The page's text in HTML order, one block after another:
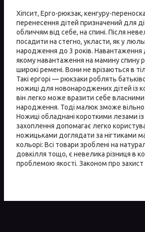
Хіпсит, Ерго-рюкзак, кенгуру-
перенесення дітей призначений для
обличчям від себе, на спині. Після
посадити на стегно, укласти, як у
народження до 3 років. Навантаження
якому навантаження на мамину спину
широкі ремені. Вони не врізаються в
Такі ергорі — рюкзаки роблять
ножиці для новонароджених дітей із
він легко може вразити себе власними
народження. Тоді малюк зможе вільно
Ножиці обладнані короткими лезами із
захоплення допомагає легко
ножицьками доглядати за нігтиками
кольорі: Всі товари зроблені на
довкілля тощо, є невелика різниця в
проблемою якості. Законом про